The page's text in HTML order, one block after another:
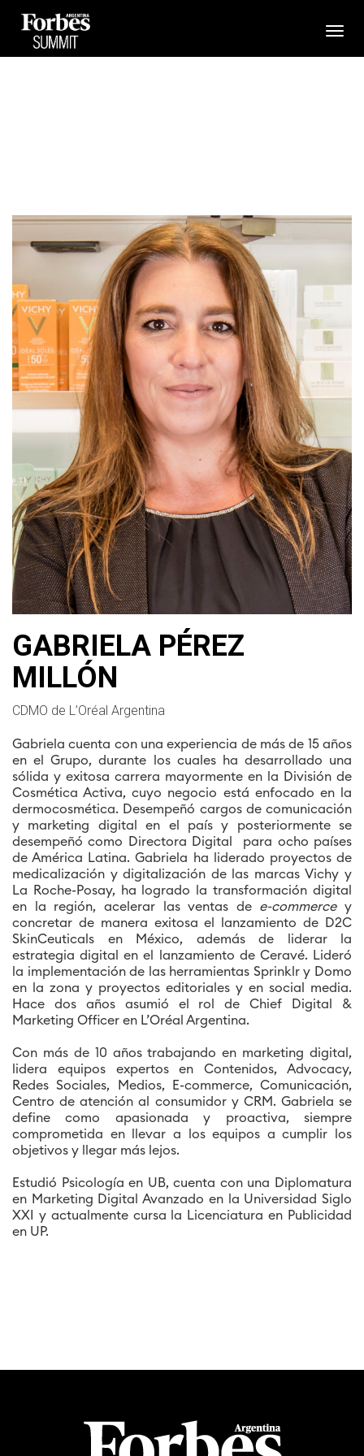
GABRIELA PÉREZ
MILLÓN
CDMO de L’Oréal Argentina
Gabriela cuenta con una experiencia de más de 15 años
en el Grupo, durante los cuales ha desarrollado una
sólida y exitosa carrera mayormente en la División de
Cosmética Activa, cuyo negocio está enfocado en la
dermocosmética. Desempeñó cargos de comunicación
y marketing digital en el país y posteriormente se
desempeñó como Directora Digital para ocho países
de América Latina. Gabriela ha liderado proyectos de
medicalización y digitalización de las marcas Vichy y
La Roche-Posay, ha logrado la transformación digital
en la región, acelerar las ventas de e-commercey
concretar de manera exitosa el lanzamiento de D2C
SkinCeuticals en México, además de liderar la
estrategia digital en el lanzamiento de Ceravé. Lideró
la implementación de las herramientas Sprinklr y Domo
en la zona y proyectos editoriales y en social media.
Hace dos años asumió el rol de Chief Digital &
Marketing Officer en L’Oréal Argentina.
Con más de 10 años trabajando en marketing digital,
lidera equipos expertos en Contenidos, Advocacy,
Redes Sociales, Medios, E-commerce, Comunicación,
Centro de atención al consumidor y CRM. Gabriela se
define como apasionada y proactiva, siempre
comprometida en llevar a los equipos a cumplir los
objetivos y llegar más lejos.
Estudió Psicología en UB, cuenta con una Diplomatura
en Marketing Digital Avanzado en la Universidad Siglo
XXI y actualmente cursa la Licenciatura en Publicidad
en UP.